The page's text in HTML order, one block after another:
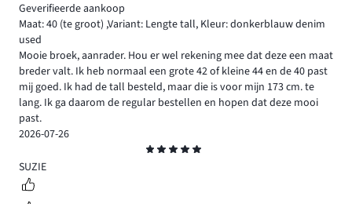
Geverifieerde aankoop
Maat: 40 (te groot) ,Variant: Lengte tall, Kleur: donkerblauw denim
used
Mooie broek, aanrader. Hou er wel rekening mee dat deze een maat
breder valt. Ik heb normaal een grote 42 of kleine 44 en de 40 past
mij goed. Ik had de tall besteld, maar die is voor mijn 173 cm. te
lang. Ik ga daarom de regular bestellen en hopen dat deze mooi
past.
2026-07-26
5
SUZIE